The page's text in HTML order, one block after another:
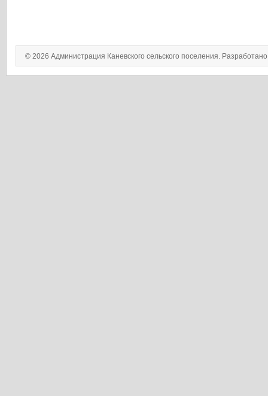
© 2026 Администрация Каневского сельского поселения.